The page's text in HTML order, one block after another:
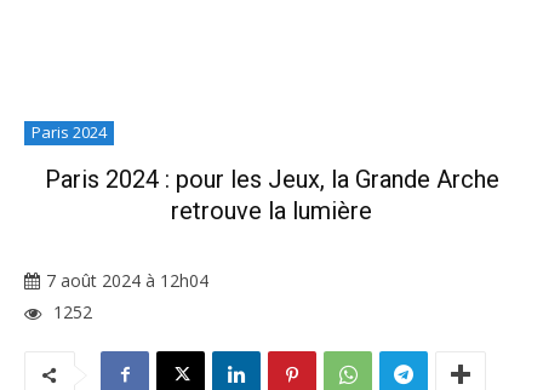
Paris 2024
Paris 2024 : pour les Jeux, la Grande Arche
retrouve la lumière
7 août 2024 à 12h04
1252